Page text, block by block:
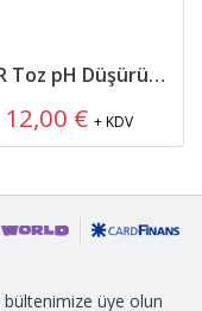
WTR Toz pH Düşürücü ( 10 Kg. )
12,00 € + KDV
bültenimize üye olun